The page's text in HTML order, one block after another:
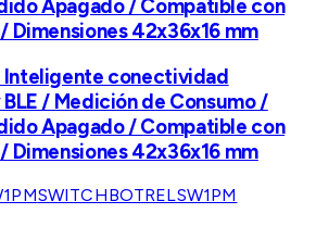
Apagado / Compatible con
Dimensiones 42x36x16 mm
conectividad
/ Medición de Consumo /
Apagado / Compatible con
Dimensiones 42x36x16 mm
SWITCHBOTRELSW1PM